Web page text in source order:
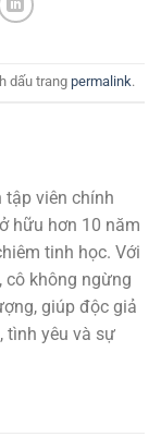
dấu trang permalink.
tập viên chính
hữu hơn 10 năm
tinh học. Với
cô không ngừng
giúp độc giả
tình yêu và sự